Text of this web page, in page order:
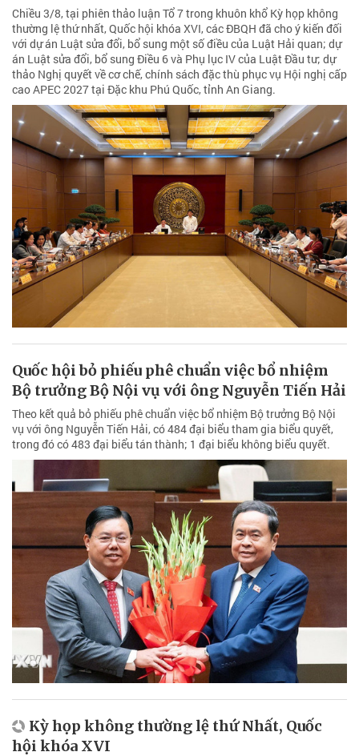
Chiều 3/8, tại phiên thảo luận Tổ 7 trong khuôn khổ Kỳ họp không
thường lệ thứ nhất, Quốc hội khóa XVI, các ĐBQH đã cho ý kiến đối
với dự án Luật sửa đổi, bổ sung một số điều của Luật Hải quan; dự
án Luật sửa đổi, bổ sung Điều 6 và Phụ lục IV của Luật Đầu tư; dự
thảo Nghị quyết về cơ chế, chính sách đặc thù phục vụ Hội nghị cấp
cao APEC 2027 tại Đặc khu Phú Quốc, tỉnh An Giang.
Quốc hội bỏ phiếu phê chuẩn việc bổ nhiệm
Bộ trưởng Bộ Nội vụ với ông Nguyễn Tiến Hải
Theo kết quả bỏ phiếu phê chuẩn việc bổ nhiệm Bộ trưởng Bộ Nội
vụ với ông Nguyễn Tiến Hải, có 484 đại biểu tham gia biểu quyết,
trong đó có 483 đại biểu tán thành; 1 đại biểu không biểu quyết.
Kỳ họp không thường lệ thứ Nhất, Quốc
hội khóa XVI